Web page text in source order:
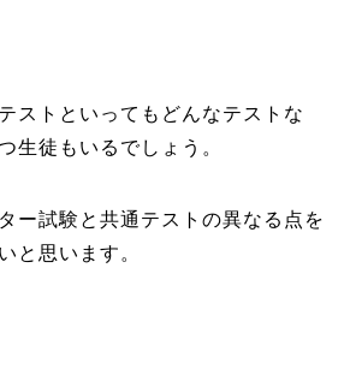
ストといってもどんなテストな
生徒もいるでしょう。
ー試験と共通テストの異なる点を
と思います。